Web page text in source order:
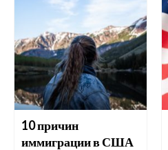
10 причин
иммиграции в США